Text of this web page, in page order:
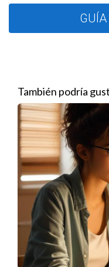
Valenzuela Real Estate
integral en la compra y
de expertos dedicados,
Es vital que los
obtengan un desglose
antes de cerrar un
propiedad, sino
relevantes. La
que Valenzuela Real
pero también es
a cada detalle.
Ejemplos
Para ilustrar la
También podría